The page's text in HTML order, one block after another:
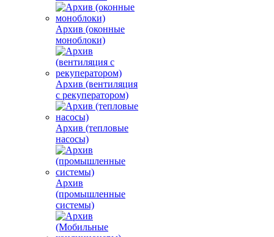
Архив (оконные
моноблоки)
Архив (вентиляция
с рекуператором)
Архив (тепловые
насосы)
Архив
(промышленные
системы)